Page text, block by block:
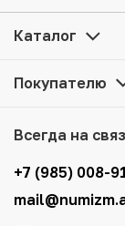
можно в нашем
оформить заказ
Мы доставим
оплаты и
тщательно
повреждения во
Каталог
Покупателю
Всегда на
+7 (985) 008-